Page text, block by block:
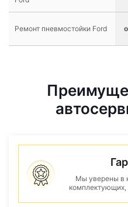
Ремонт пневмостойки Ford
Мы уверены в
комплектующих,